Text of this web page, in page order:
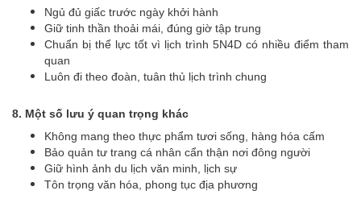
Ngủ đủ giấc trước ngày khởi hành
Giữ tinh thần thoải mái, đúng giờ tập trung
Chuẩn bị thể lực tốt vì lịch trình 5N4D có nhiều điểm tham
quan
Luôn đi theo đoàn, tuân thủ lịch trình chung
8. Một số lưu ý quan trọng khác
Không mang theo thực phẩm tươi sống, hàng hóa cấm
Bảo quản tư trang cá nhân cẩn thận nơi đông người
Giữ hình ảnh du lịch văn minh, lịch sự
Tôn trọng văn hóa, phong tục địa phương